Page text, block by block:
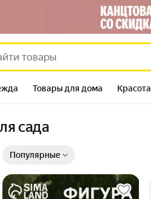
Товары для дома Красота
сада
Популярные